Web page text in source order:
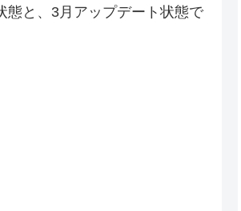
態と、3月アップデート状態で